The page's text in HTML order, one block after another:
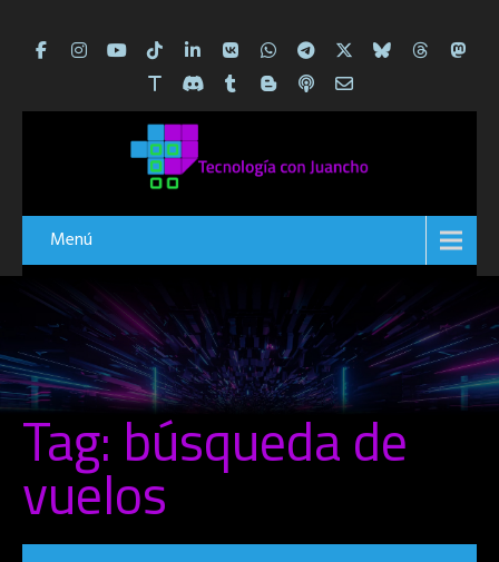
Menú
Tag: búsqueda de
vuelos